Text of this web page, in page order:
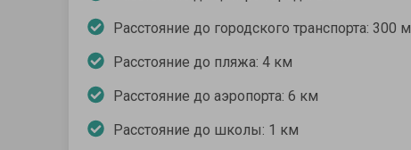
Расстояние до городского транспорта: 300 м
Расстояние до пляжа: 4 км
Расстояние до аэропорта: 6 км
Расстояние до школы: 1 км